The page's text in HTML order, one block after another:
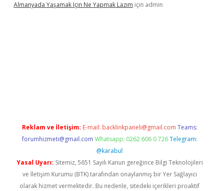
Almanyada Yaşamak Için Ne Yapmak Lazım için admin
Reklam ve İletişim: E-mail: backlinkpaneli@gmail.com Teams:
forumhizmeti@gmail.com Whatsapp: 0262 606 0 726 Telegram:
@karabul
Yasal Uyarı: Sitemiz, 5651 Sayılı Kanun gereğince Bilgi Teknolojileri
ve İletişim Kurumu (BTK) tarafından onaylanmış bir Yer Sağlayıcı
olarak hizmet vermektedir. Bu nedenle, sitedeki içerikleri proaktif